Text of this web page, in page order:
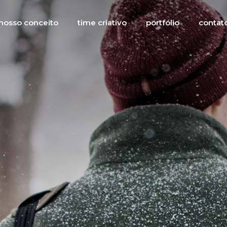
conceito time criativo portfólio